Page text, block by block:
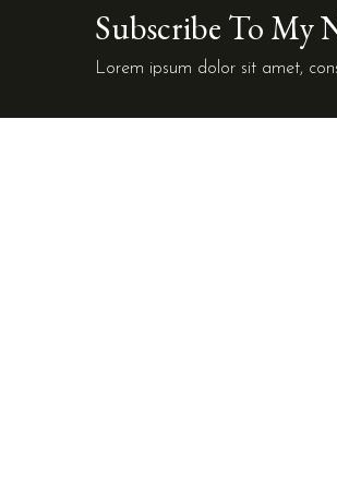
Subscribe To My
Lorem ipsum dolor sit amet,